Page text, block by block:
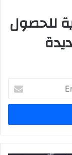
للحصول
your
Email